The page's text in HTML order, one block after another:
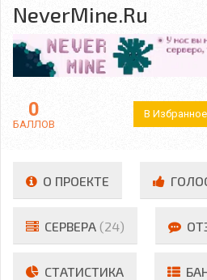
NeverMine.Ru
0
БАЛЛОВ
В Избранное
О ПРОЕКТЕ
СЕРВЕРА (24)
СТАТИСТИКА